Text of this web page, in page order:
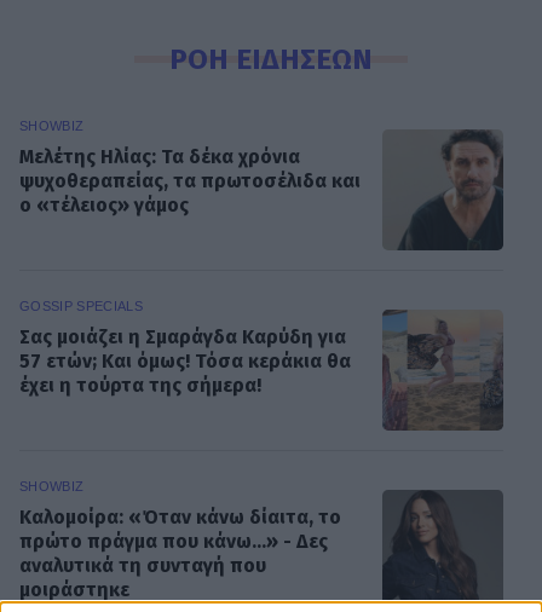
ΡΟΗ ΕΙΔΗΣΕΩΝ
SHOWBIZ
Μελέτης Ηλίας: Τα δέκα χρόνια
ψυχοθεραπείας, τα πρωτοσέλιδα και
ο «τέλειος» γάμος
GOSSIP SPECIALS
Σας μοιάζει η Σμαράγδα Καρύδη για
57 ετών; Και όμως! Τόσα κεράκια θα
έχει η τούρτα της σήμερα!
SHOWBIZ
Καλομοίρα: «Όταν κάνω δίαιτα, το
πρώτο πράγμα που κάνω...» - Δες
αναλυτικά τη συνταγή που
μοιράστηκε